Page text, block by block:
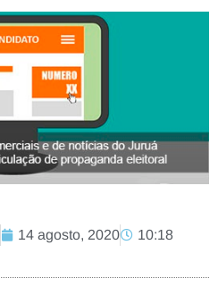
14 agosto, 2020 10:18